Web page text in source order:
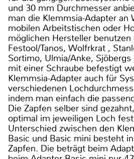
und 30 mm Durchmesser
man die Klemmsia-Adapter an
mobilen Arbeitstischen oder
möglichen Hersteller benutzen
Festool/Tanos, Wolfrkrat ,
Sortimo, Ulmia/Anke,
mit einer Schraube befestigt
Klemmsia-Adapter auch für
verschiedenen
indem man einfach die
Die Zapfen selber sind
optimal im jeweiligen Loch
Unterschied zwischen den
Basic und Basic mini besteht
Zapfen. Die beträgt beim